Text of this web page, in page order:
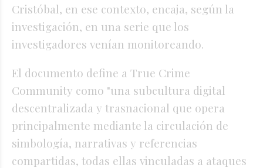
Cristóbal, en ese contexto, encaja, según la
investigación, en una serie que los
investigadores venían monitoreando.
El documento define a True Crime
Community como "una subcultura digital
descentralizada y trasnacional que opera
principalmente mediante la circulación de
simbología, narrativas y referencias
compartidas, todas ellas vinculadas a ataques